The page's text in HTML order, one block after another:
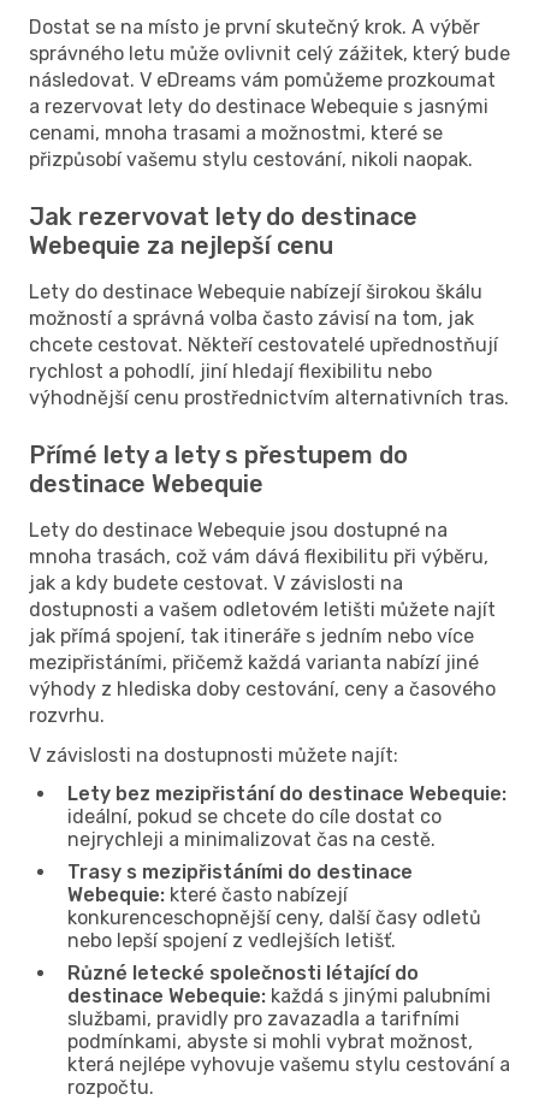
Dostat se na místo je první skutečný krok. A výběr
správného letu může ovlivnit celý zážitek, který bude
následovat. V eDreams vám pomůžeme prozkoumat
a rezervovat lety do destinace Webequie s jasnými
cenami, mnoha trasami a možnostmi, které se
přizpůsobí vašemu stylu cestování, nikoli naopak.
Jak rezervovat lety do destinace
Webequie za nejlepší cenu
Lety do destinace Webequie nabízejí širokou škálu
možností a správná volba často závisí na tom, jak
chcete cestovat. Někteří cestovatelé upřednostňují
rychlost a pohodlí, jiní hledají flexibilitu nebo
výhodnější cenu prostřednictvím alternativních tras.
Přímé lety a lety s přestupem do
destinace Webequie
Lety do destinace Webequie jsou dostupné na
mnoha trasách, což vám dává flexibilitu při výběru,
jak a kdy budete cestovat. V závislosti na
dostupnosti a vašem odletovém letišti můžete najít
jak přímá spojení, tak itineráře s jedním nebo více
mezipřistáními, přičemž každá varianta nabízí jiné
výhody z hlediska doby cestování, ceny a časového
rozvrhu.
V závislosti na dostupnosti můžete najít:
Lety bez mezipřistání do destinace Webequie:
ideální, pokud se chcete do cíle dostat co
nejrychleji a minimalizovat čas na cestě.
Trasy s mezipřistáními do destinace
Webequie: které často nabízejí
konkurenceschopnější ceny, další časy odletů
nebo lepší spojení z vedlejších letišť.
Různé letecké společnosti létající do
destinace Webequie: každá s jinými palubními
službami, pravidly pro zavazadla a tarifními
podmínkami, abyste si mohli vybrat možnost,
která nejlépe vyhovuje vašemu stylu cestování a
rozpočtu.